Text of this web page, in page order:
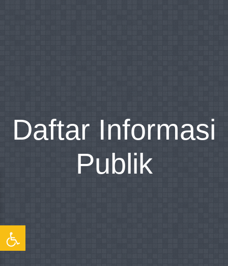
Daftar Informasi
Publik